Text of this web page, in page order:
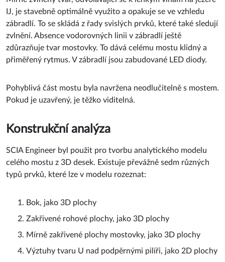
IJ, je stavebně optimálně využito a opakuje se ve vzhledu
zábradlí. To se skládá z řady svislých prvků, které také sledují
zvlnění. Absence vodorovných linii v zábradlí ještě
zdůrazňuje tvar mostovky. To dává celému mostu klidný a
přiměřený rytmus. V zábradlí jsou zabudované LED diody.
Pohyblivá část mostu byla navržena neodlučitelně s mostem.
Pokud je uzavřený, je těžko viditelná.
Konstrukční analýza
SCIA Engineer byl použit pro tvorbu analytického modelu
celého mostu z 3D desek. Existuje převážně sedm různých
typů prvků, které lze v modelu rozeznat:
Bok, jako 3D plochy
Zakřivené rohové plochy, jako 3D plochy
Mírně zakřivené plochy mostovky, jako 3D plochy
Výztuhy tvaru U nad podpěrnými pilíři, jako 2D plochy